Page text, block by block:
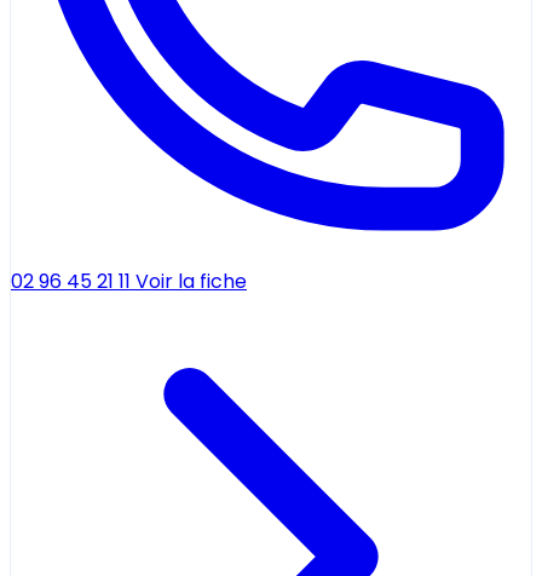
02 96 45 21 11 Voir la fiche